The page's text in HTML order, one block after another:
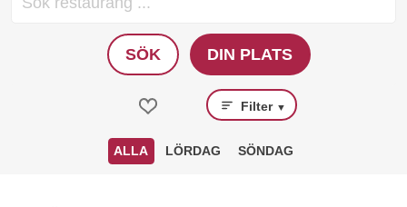
SÖK DIN PLATS
Filter ▼
ALLA LÖRDAG SÖNDAG